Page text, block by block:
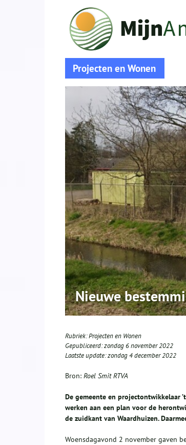
Projecten en Wonen
Nieuwe
Rubriek:Projecten en Wonen
Gepubliceerd:zondag 6 november 2022
Laatste update:zondag 4 december 2022
Bron: Roel Smit RTVA
De gemeente en projectontwikkelaar
werken aan een plan voor de
de zuidkant van Waardhuizen.
Woensdagavond 2 november gaven